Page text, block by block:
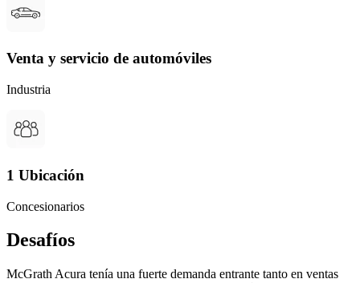
Venta y servicio de automóviles
Industria
1 Ubicación
Concesionarios
Desafíos
McGrath Acura tenía una fuerte demanda entrante tanto en ventas